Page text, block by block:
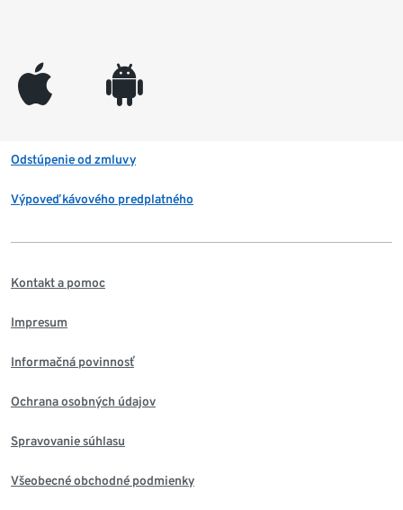
appleinc android
Odstúpenie od zmluvy
Výpoveď kávového predplatného
Kontakt a pomoc
Impresum
Informačná povinnosť
Ochrana osobných údajov
Spravovanie súhlasu
Všeobecné obchodné podmienky